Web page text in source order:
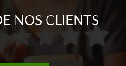
NOS CLIENTS